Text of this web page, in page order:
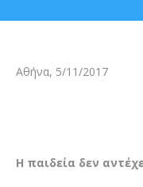
Αθήνα, 5/11/2017
Η παιδεία δεν